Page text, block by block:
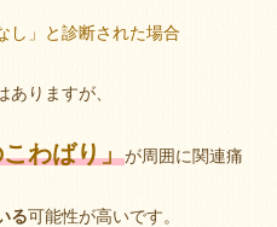
し」と診断された場合
ありますが、
わばり」が周囲に関連痛
る可能性が高いです。